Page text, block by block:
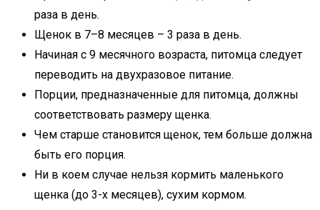
раза в день.
Щенок в 7–8 месяцев – 3 раза в день.
Начиная с 9 месячного возраста, питомца следует
переводить на двухразовое питание.
Порции, предназначенные для питомца, должны
соответствовать размеру щенка.
Чем старше становится щенок, тем больше должна
быть его порция.
Ни в коем случае нельзя кормить маленького
щенка (до 3-х месяцев), сухим кормом.